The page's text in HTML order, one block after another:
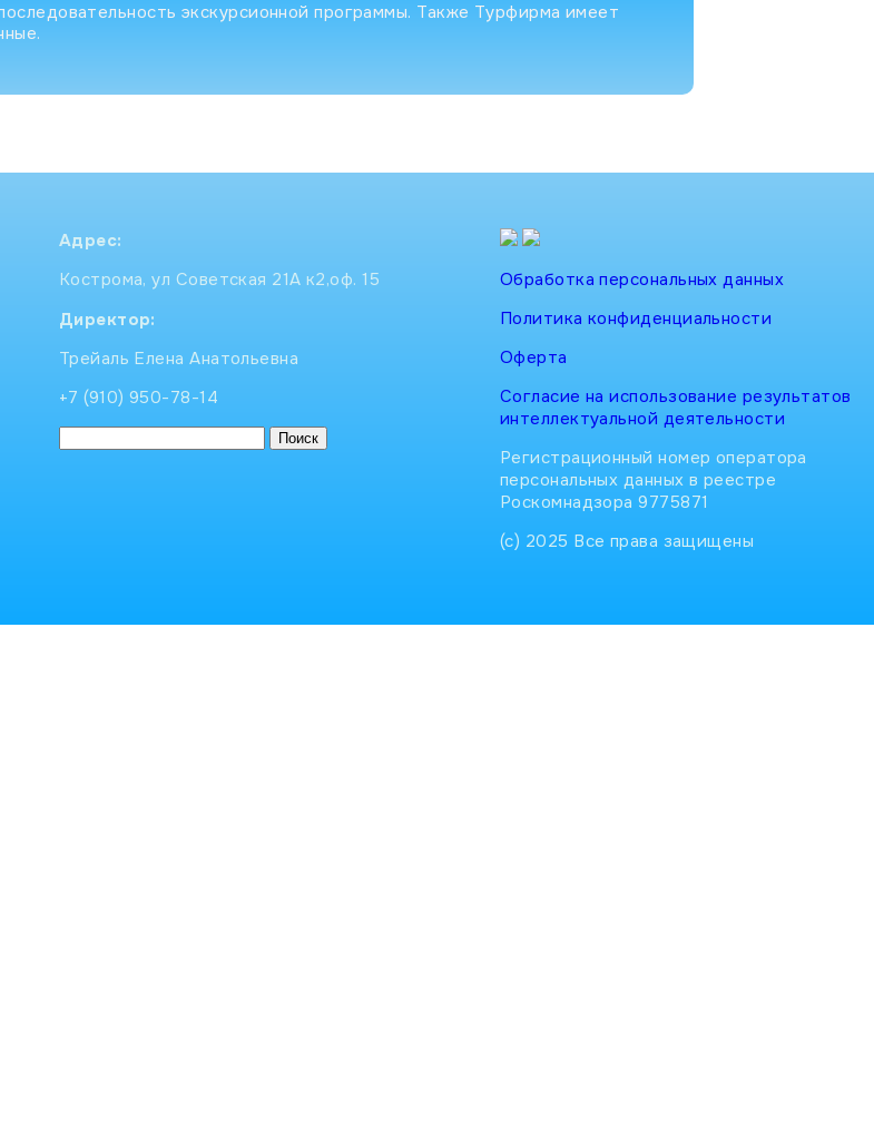
экскурсионной программы. Также Турфирма имеет
Адрес:
Кострома, ул Советская 21А к2,оф. 15
Директор:
Трейаль Елена Анатольевна
+7 (910) 950-78-14
Обработка персональных данных
Политика конфиденциальности
Оферта
Согласие на использование результатов
интеллектуальной деятельности
Регистрационный номер оператора
персональных данных в реестре
Роскомнадзора 9775871
(с) 2025 Все права защищены